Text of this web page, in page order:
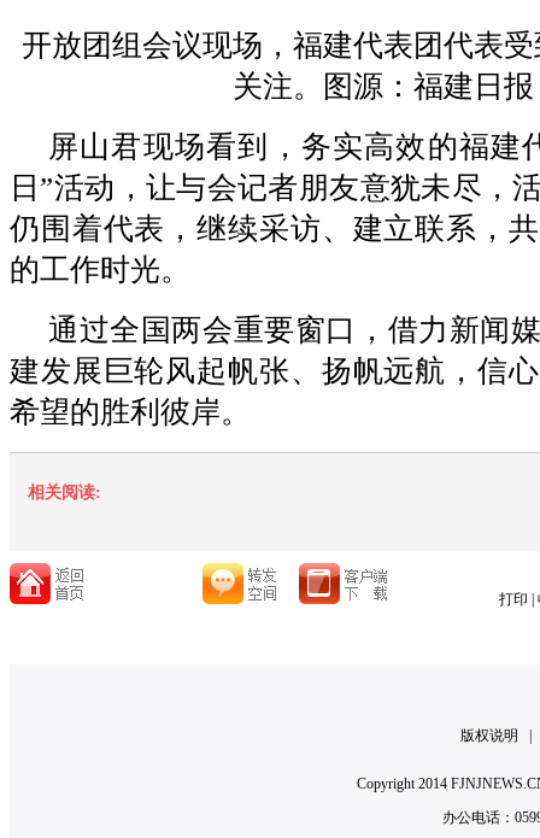
开放团组会议现场，福建代表团代表
关注。图源：福建日报
屏山君现场看到，务实高效的福建
日”活动，让与会记者朋友意犹未尽，
仍围着代表，继续采访、建立联系，
的工作时光。
通过全国两会重要窗口，借力新闻
建发展巨轮风起帆张、扬帆远航，信
希望的胜利彼岸。
相关阅读:
打印
版权说明
Copyright 2014
办公电话：